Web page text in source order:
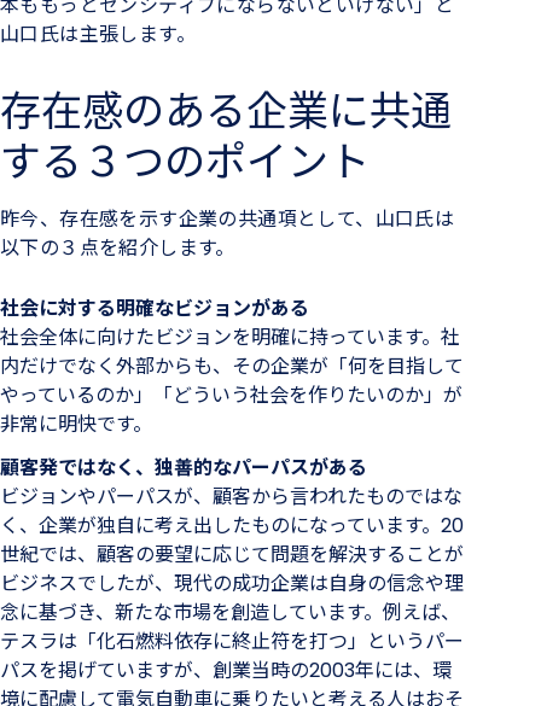
山口氏は主張します。
存在感のある企業に共通
する３つのポイント
昨今、存在感を示す企業の共通項として、山口氏は
以下の３点を紹介します。
社会に対する明確なビジョンがある
社会全体に向けたビジョンを明確に持っています。社
内だけでなく外部からも、その企業が「何を目指して
やっているのか」「どういう社会を作りたいのか」が
非常に明快です。
顧客発ではなく、独善的なパーパスがある
ビジョンやパーパスが、顧客から言われたものではな
く、企業が独自に考え出したものになっています。20
世紀では、顧客の要望に応じて問題を解決することが
ビジネスでしたが、現代の成功企業は自身の信念や理
念に基づき、新たな市場を創造しています。例えば、
テスラは「化石燃料依存に終止符を打つ」というパー
パスを掲げていますが、創業当時の2003年には、環
境に配慮して電気自動車に乗りたいと考える人はおそ